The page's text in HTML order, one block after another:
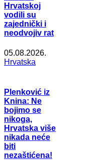
Hrvatskoj
vodili su
zajednički i
neodvojiv rat
05.08.2026.
Hrvatska
Plenković iz
Knina: Ne
bojimo se
nikoga,
Hrvatska više
nikada neće
biti
nezaštićena!